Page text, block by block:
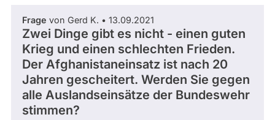
oder
Mandaten
können
über
abgeordnetenwatch
befragt
werden.
Frage von Gerd K. • 13.09.2021
Zwei Dinge gibt es nicht - einen guten
Krieg und einen schlechten Frieden.
Der Afghanistaneinsatz ist nach 20
Jahren gescheitert. Werden Sie gegen
alle Auslandseinsätze der Bundeswehr
stimmen?